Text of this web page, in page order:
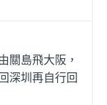
關島飛大阪，
深圳再自行回